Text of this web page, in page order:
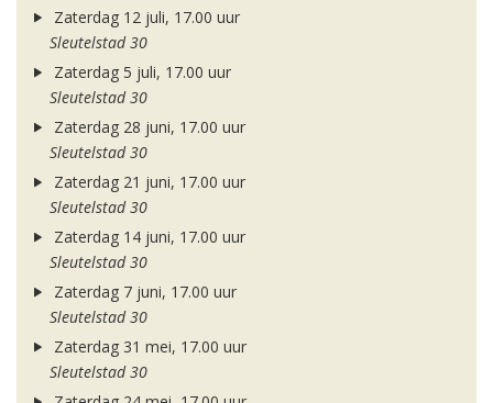
Zaterdag 12 juli, 17.00 uur
Sleutelstad 30
Zaterdag 5 juli, 17.00 uur
Sleutelstad 30
Zaterdag 28 juni, 17.00 uur
Sleutelstad 30
Zaterdag 21 juni, 17.00 uur
Sleutelstad 30
Zaterdag 14 juni, 17.00 uur
Sleutelstad 30
Zaterdag 7 juni, 17.00 uur
Sleutelstad 30
Zaterdag 31 mei, 17.00 uur
Sleutelstad 30